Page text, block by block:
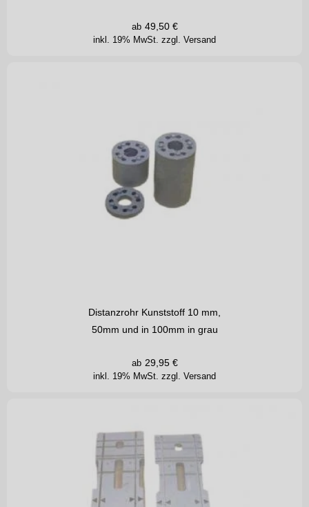
inkl. 19% MwSt. zzgl. Versand
ab 49,50€
Distanzrohr Kunststoff 10 mm,
50mm und in 100mm in grau
inkl. 19% MwSt. zzgl. Versand
ab 29,95€